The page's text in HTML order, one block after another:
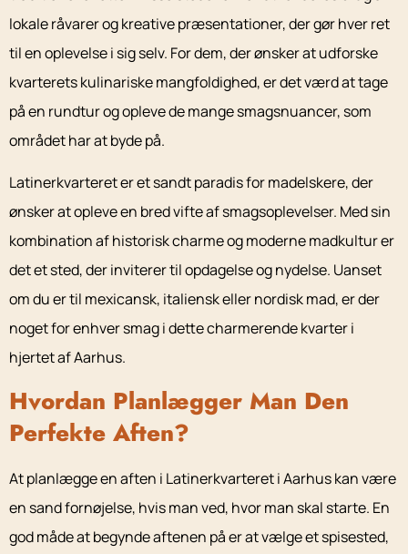
lokale råvarer og kreative præsentationer, der gør hver ret
til en oplevelse i sig selv. For dem, der ønsker at udforske
kvarterets kulinariske mangfoldighed, er det værd at tage
på en rundtur og opleve de mange smagsnuancer, som
området har at byde på.
Latinerkvarteret er et sandt paradis for madelskere, der
ønsker at opleve en bred vifte af smagsoplevelser. Med sin
kombination af historisk charme og moderne madkultur er
det et sted, der inviterer til opdagelse og nydelse. Uanset
om du er til mexicansk, italiensk eller nordisk mad, er der
noget for enhver smag i dette charmerende kvarter i
hjertet af Aarhus.
Hvordan Planlægger Man Den
Perfekte Aften?
At planlægge en aften i Latinerkvarteret i Aarhus kan være
en sand fornøjelse, hvis man ved, hvor man skal starte. En
god måde at begynde aftenen på er at vælge et spisested,